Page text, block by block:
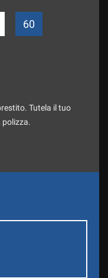
60
Tutela il tuo